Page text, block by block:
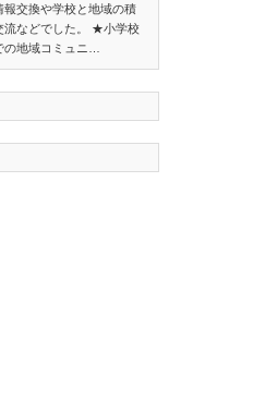
報交換や学校と地域の積
流などでした。 ★小学校
の地域コミュニ…